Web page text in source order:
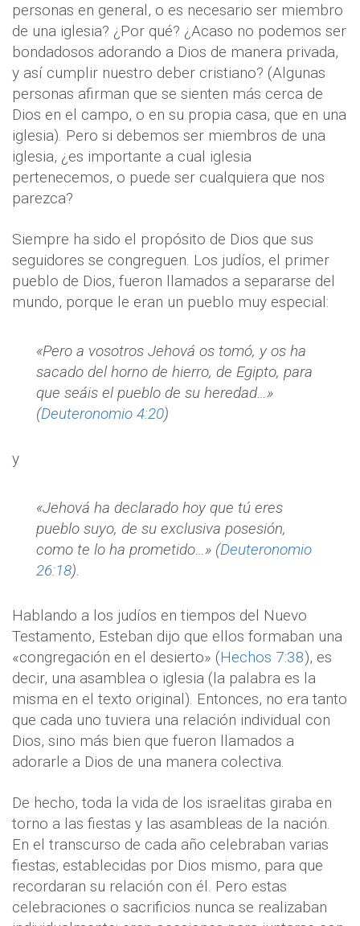
personas en general, o es necesario ser miembro
de una iglesia? ¿Por qué? ¿Acaso no podemos ser
bondadosos adorando a Dios de manera privada,
y así cumplir nuestro deber cristiano? (Algunas
personas afirman que se sienten más cerca de
Dios en el campo, o en su propia casa, que en una
iglesia). Pero si debemos ser miembros de una
iglesia, ¿es importante a cual iglesia
pertenecemos, o puede ser cualquiera que nos
parezca?
Siempre ha sido el propósito de Dios que sus
seguidores se congreguen. Los judíos, el primer
pueblo de Dios, fueron llamados a separarse del
mundo, porque le eran un pueblo muy especial:
«Pero a vosotros Jehová os tomó, y os ha
sacado del horno de hierro, de Egipto, para
que seáis el pueblo de su heredad…»
(Deuteronomio 4:20)
y
«Jehová ha declarado hoy que tú eres
pueblo suyo, de su exclusiva posesión,
como te lo ha prometido…» (Deuteronomio
26:18).
Hablando a los judíos en tiempos del Nuevo
Testamento, Esteban dijo que ellos formaban una
«congregación en el desierto» (Hechos 7:38), es
decir, una asamblea o iglesia (la palabra es la
misma en el texto original). Entonces, no era tanto
que cada uno tuviera una relación individual con
Dios, sino más bien que fueron llamados a
adorarle a Dios de una manera colectiva.
De hecho, toda la vida de los israelitas giraba en
torno a las fiestas y las asambleas de la nación.
En el transcurso de cada año celebraban varias
fiestas, establecidas por Dios mismo, para que
recordaran su relación con él. Pero estas
celebraciones o sacrificios nunca se realizaban